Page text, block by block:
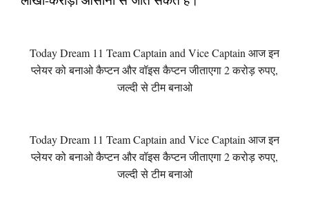
Today Dream 11 Team Captain and Vice Captain आज इन
प्लेयर को बनाओ कैप्टन और वॉइस कैप्टन जीताएगा 2 करोड़ रुपए,
जल्दी से टीम बनाओ
Today Dream 11 Team Captain and Vice Captain आज इन
प्लेयर को बनाओ कैप्टन और वॉइस कैप्टन जीताएगा 2 करोड़ रुपए,
जल्दी से टीम बनाओ